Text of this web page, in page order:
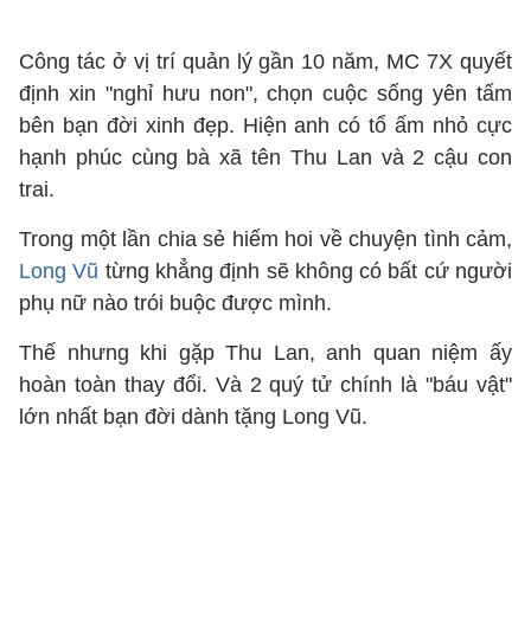
Công tác ở vị trí quản lý gần 10 năm, MC 7X quyết
định xin "nghỉ hưu non", chọn cuộc sống yên tấm
bên bạn đời xinh đẹp. Hiện anh có tổ ấm nhỏ cực
hạnh phúc cùng bà xã tên Thu Lan và 2 cậu con
trai.
Trong một lần chia sẻ hiếm hoi về chuyện tình cảm,
Long Vũ từng khẳng định sẽ không có bất cứ người
phụ nữ nào trói buộc được mình.
Thế nhưng khi gặp Thu Lan, anh quan niệm ấy
hoàn toàn thay đổi. Và 2 quý tử chính là "báu vật"
lớn nhất bạn đời dành tặng Long Vũ.